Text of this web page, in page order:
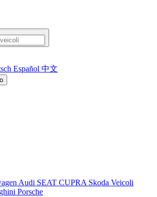
Español 中文
Audi SEAT CUPRA Skoda Veicoli
Porsche